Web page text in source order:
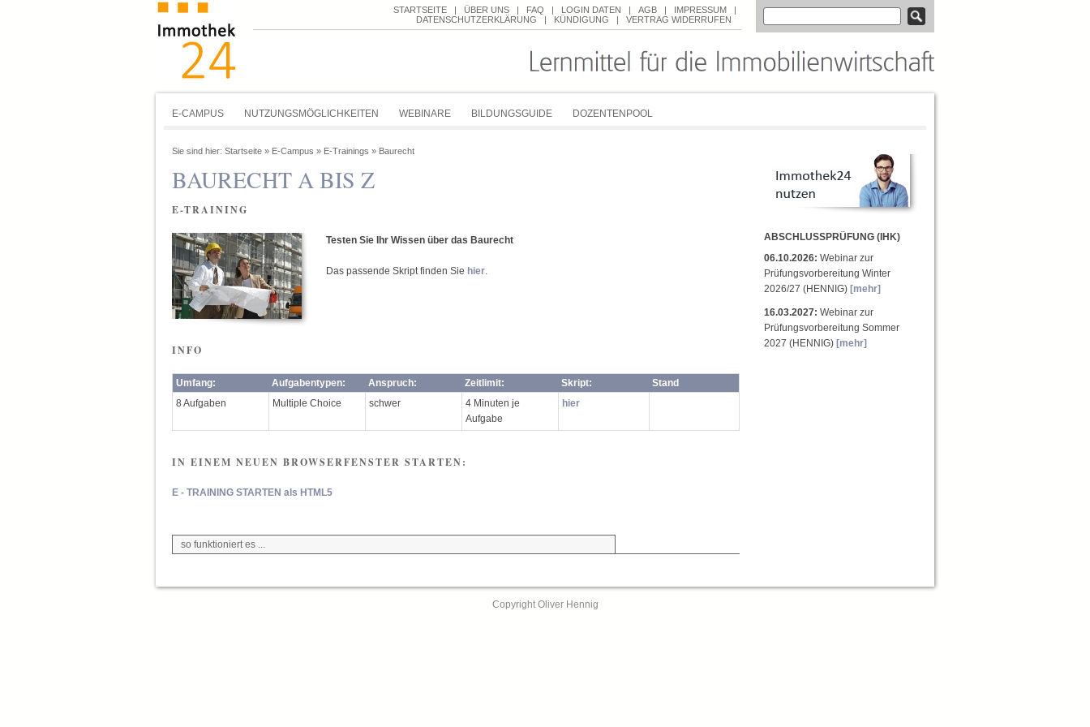
STARTSEITE | ÜBER UNS | FAQ | LOGIN DATEN | AGB | IMPRESSUM
|
DATENSCHUTZERKLÄRUNG
| KÜNDIGUNG | VERTRAG WIDERRUFEN
E-CAMPUS NUTZUNGSMÖGLICHKEITEN WEBINARE BILDUNGSGUIDE DOZENTENPOOL
Sie sind hier: Startseite » E-Campus » E-Trainings » Baurecht
BAURECHT A BIS Z
E-TRAINING
Testen Sie Ihr Wissen über das Baurecht
Das passende Skript finden Sie hier.
INFO
Umfang: Aufgabentypen: Anspruch: Zeitlimit: Skript:
Stand
8 Aufgaben
Multiple Choice schwer
4 Minuten je
Aufgabe
hier
IN EINEM NEUEN BROWSERFENSTER STARTEN:
E - TRAINING STARTEN als HTML5
so funktioniert es ...
ABSCHLUSSPRÜFUNG (IHK)
06.10.2026: Webinar zur
Prüfungsvorbereitung Winter
2026/27 (HENNIG) [mehr]
16.03.2027: Webinar zur
Prüfungsvorbereitung Sommer
2027 (HENNIG) [mehr]
Copyright Oliver Hennig